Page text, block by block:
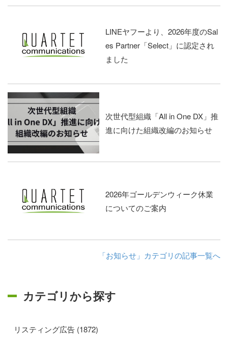
LINEヤフーより、2026年度のSal
es Partner「Select」に認定され
ました
次世代型組織「All in One DX」推
進に向けた組織改編のお知らせ
2026年ゴールデンウィーク休業
についてのご案内
「お知らせ」カテゴリの記事一覧へ
カテゴリから探す
リスティング広告 (1872)